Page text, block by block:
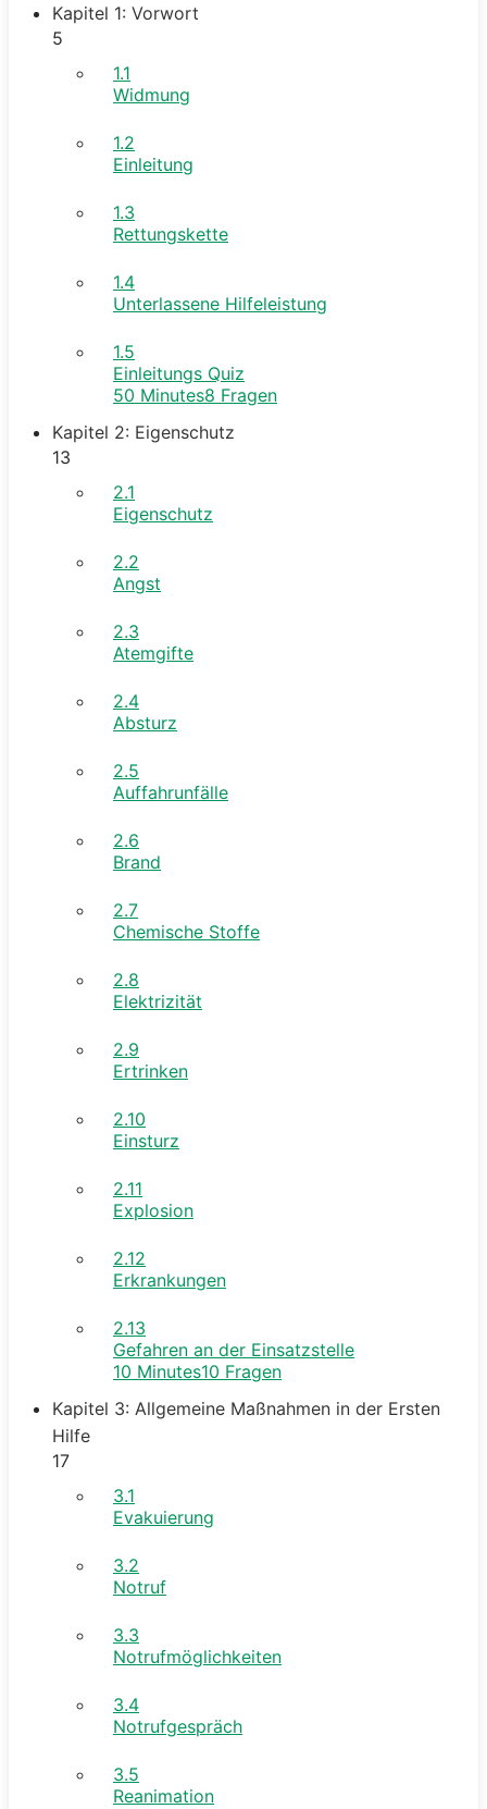
Kapitel 1: Vorwort
5
1.1
Widmung
1.2
Einleitung
1.3
Rettungskette
1.4
Unterlassene Hilfeleistung
1.5
Einleitungs Quiz
50 Minutes8 Fragen
Kapitel 2: Eigenschutz
13
2.1
Eigenschutz
2.2
Angst
2.3
Atemgifte
2.4
Absturz
2.5
Auffahrunfälle
2.6
Brand
2.7
Chemische Stoffe
2.8
Elektrizität
2.9
Ertrinken
2.10
Einsturz
2.11
Explosion
2.12
Erkrankungen
2.13
Gefahren an der Einsatzstelle
10 Minutes10 Fragen
Kapitel 3: Allgemeine Maßnahmen in der Ersten
Hilfe
17
3.1
Evakuierung
3.2
Notruf
3.3
Notrufmöglichkeiten
3.4
Notrufgespräch
3.5
Reanimation